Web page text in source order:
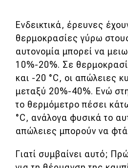
Ενδεικτικά, έρευνες
θερμοκρασίες γύρω
αυτονομία μπορεί να
10%-20%. Σε
και -20 °C, οι απώλειες
μεταξύ 20%-40%. Ενώ
το θερμόμετρο πέσει
°C, ανάλογα φυσικά το
απώλειες μπορούν να
Γιατί συμβαίνει αυτό;